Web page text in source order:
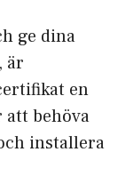
ge dina
är
en
behöva
installera